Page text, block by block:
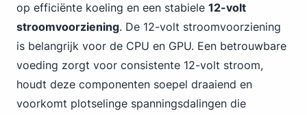
op efficiënte koeling en een stabiele 12-volt
stroomvoorziening. De 12-volt stroomvoorziening
is belangrijk voor de CPU en GPU. Een betrouwbare
voeding zorgt voor consistente 12-volt stroom,
houdt deze componenten soepel draaiend en
voorkomt plotselinge spanningsdalingen die